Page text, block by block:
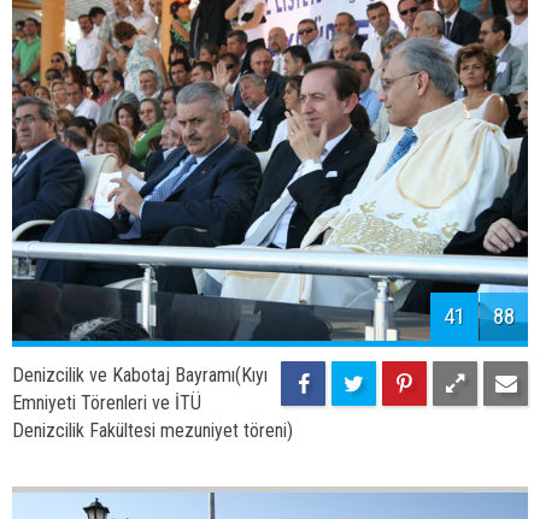
Denizcilik ve Kabotaj Bayramı(Kıyı
Emniyeti Törenleri ve İTÜ
Denizcilik Fakültesi mezuniyet töreni)
44 88